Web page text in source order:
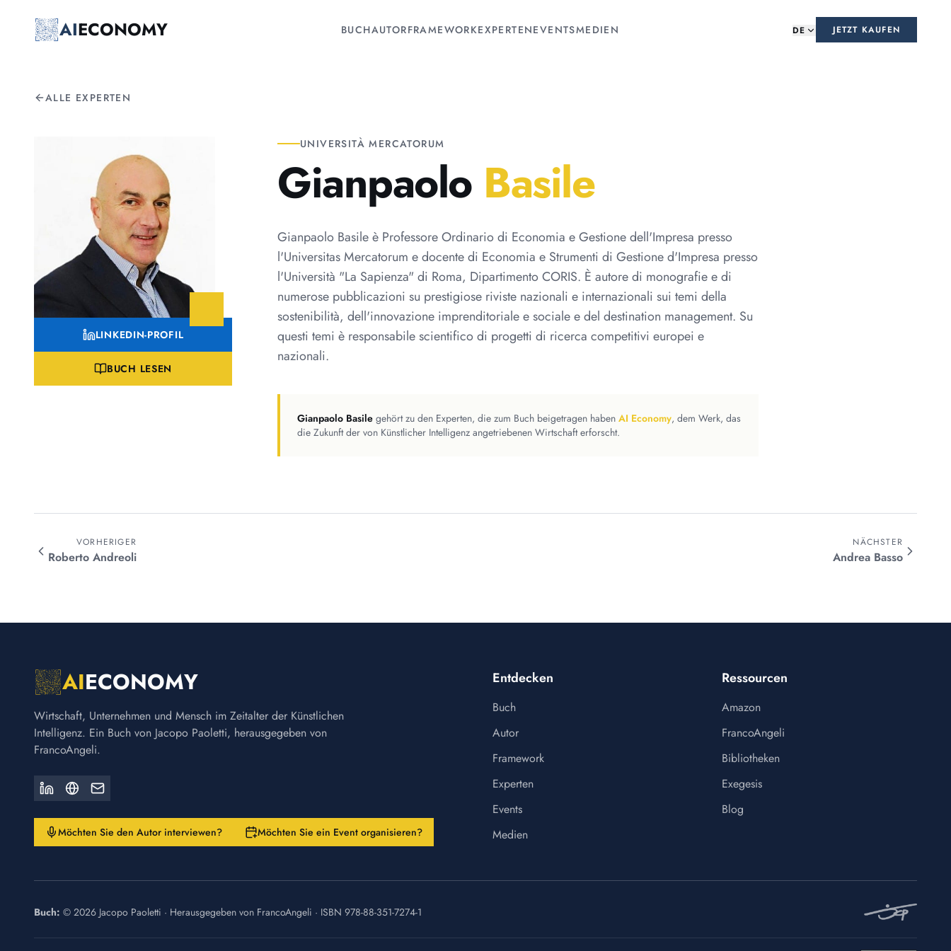
AIECONOMY BUCHAUTORFRAMEWORKEXPERTENEVENTSMEDIEN DE JETZT KAUFEN
ALLE EXPERTEN
LINKEDIN-PROFIL
BUCH LESEN
UNIVERSITÀ MERCATORUM
Gianpaolo Basile
Gianpaolo Basile è Professore Ordinario di Economia e Gestione dell'Impresa presso
l'Universitas Mercatorum e docente di Economia e Strumenti di Gestione d'Impresa presso
l'Università "La Sapienza" di Roma, Dipartimento CORIS. È autore di monografie e di
numerose pubblicazioni su prestigiose riviste nazionali e internazionali sui temi della
sostenibilità, dell'innovazione imprenditoriale e sociale e del destination management. Su
questi temi è responsabile scientifico di progetti di ricerca competitivi europei e
nazionali.
Gianpaolo Basile gehört zu den Experten, die zum Buch beigetragen haben AI Economy, dem Werk, das
die Zukunft der von Künstlicher Intelligenz angetriebenen Wirtschaft erforscht.
VORHERIGER
Roberto Andreoli
NÄCHSTER
Andrea Basso
AIECONOMY
Wirtschaft, Unternehmen und Mensch im Zeitalter der Künstlichen
Intelligenz. Ein Buch von Jacopo Paoletti, herausgegeben von
FrancoAngeli.
Möchten Sie den Autor interviewen? Möchten Sie ein Event organisieren?
Entdecken
Buch
Autor
Framework
Experten
Events
Medien
Ressourcen
Amazon
FrancoAngeli
Bibliotheken
Exegesis
Blog
Buch: © 2026 Jacopo Paoletti · Herausgegeben von FrancoAngeli · ISBN 978-88-351-7274-1